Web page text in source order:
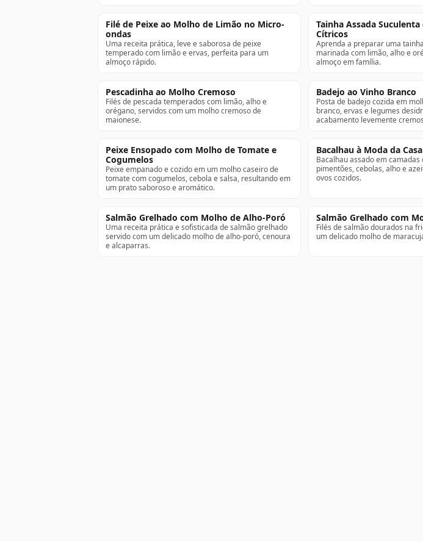
Filé de Peixe ao Molho de Limão no Micro-
ondas
Uma receita prática, leve e saborosa de peixe
temperado com limão e ervas, perfeita para um
almoço rápido.
Tainha Assada
Cítricos
Aprenda a preparar uma
marinada com limão, alho e
almoço em família.
Pescadinha ao Molho Cremoso
Filés de pescada temperados com limão, alho e
orégano, servidos com um molho cremoso de
maionese.
Badejo ao Vinho Branco
Posta de badejo cozida em
branco, ervas e legumes
acabamento levemente
Peixe Ensopado com Molho de Tomate e
Cogumelos
Peixe empanado e cozido em um molho caseiro de
tomate com cogumelos, cebola e salsa, resultando em
um prato saboroso e aromático.
Bacalhau à Moda da
Bacalhau assado em camadas
pimentões, cebolas, alho e
ovos cozidos.
Salmão Grelhado com Molho de Alho-Poró
Uma receita prática e sofisticada de salmão grelhado
servido com um delicado molho de alho-poró, cenoura
e alcaparras.
Salmão Grelhado com
Filés de salmão dourados na
um delicado molho de